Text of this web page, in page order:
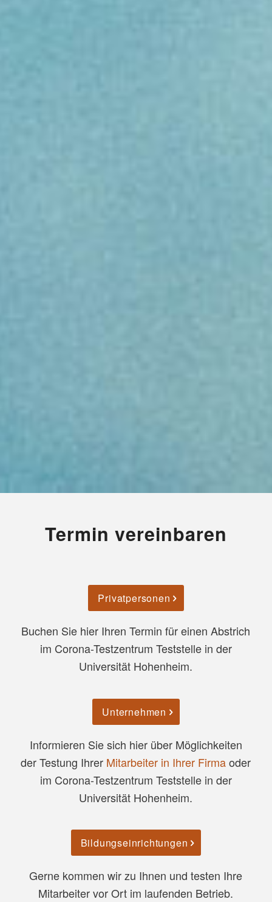
Termin vereinbaren
Privatpersonen
Buchen Sie hier Ihren Termin für einen Abstrich
im Corona-Testzentrum Teststelle in der
Universität Hohenheim.
Unternehmen
Informieren Sie sich hier über Möglichkeiten
der Testung Ihrer Mitarbeiter in Ihrer Firmaoder
im Corona-Testzentrum Teststelle in der
Universität Hohenheim.
Bildungseinrichtungen
Gerne kommen wir zu Ihnen und testen Ihre
Mitarbeiter vor Ort im laufenden Betrieb.